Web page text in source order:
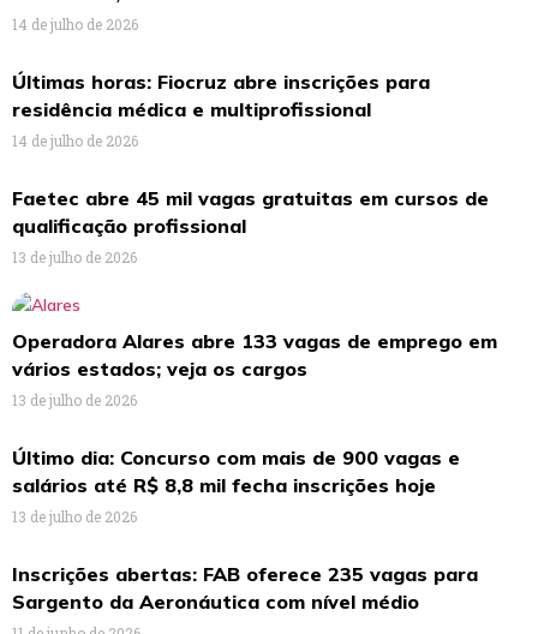
14 de julho de 2026
Últimas horas: Fiocruz abre inscrições para
residência médica e multiprofissional
14 de julho de 2026
Faetec abre 45 mil vagas gratuitas em cursos de
qualificação profissional
13 de julho de 2026
Operadora Alares abre 133 vagas de emprego em
vários estados; veja os cargos
13 de julho de 2026
Último dia: Concurso com mais de 900 vagas e
salários até R$ 8,8 mil fecha inscrições hoje
13 de julho de 2026
Inscrições abertas: FAB oferece 235 vagas para
Sargento da Aeronáutica com nível médio